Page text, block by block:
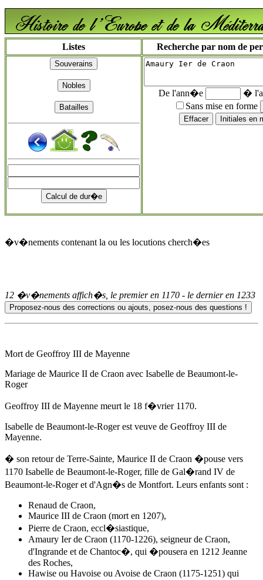
Listes Recherche par nom de
De l'ann�e
�
Sans mise en forme
�v�nements contenant la ou les locutions cherch�es
12 �v�nements affich�s, le premier en 1170 - le dernier en 1233
Mort de Geoffroy III de Mayenne
Mariage de Maurice II de Craon avec Isabelle de Beaumont-le-
Roger
Geoffroy III de Mayenne meurt le 18 f�vrier 1170.
Isabelle de Beaumont-le-Roger est veuve de Geoffroy III de
Mayenne.
� son retour de Terre-Sainte, Maurice II de Craon �pouse vers
1170 Isabelle de Beaumont-le-Roger, fille de Gal�rand IV de
Beaumont-le-Roger et d'Agn�s de Montfort. Leurs enfants sont :
Renaud de Craon,
Maurice III de Craon (mort en 1207),
Pierre de Craon, eccl�siastique,
Amaury Ier de Craon (1170-1226), seigneur de Craon,
d'Ingrande et de Chantoc�, qui �pousera en 1212 Jeanne
des Roches,
Hawise ou Havoise ou Avoise de Craon (1175-1251) qui